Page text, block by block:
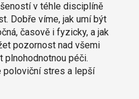
v téhle disciplíně
Dobře víme, jak umí být
časově i fyzicky, a jak
pozornost nad všemi
plnohodnotnou péči.
poloviční stres a lepší